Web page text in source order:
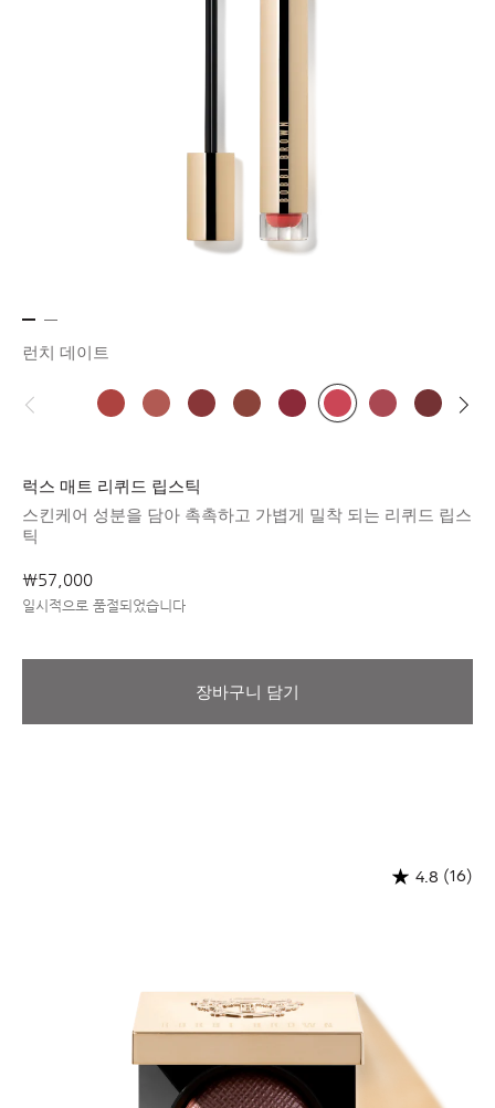
런치 데이트
럭스 매트 리퀴드 립스틱
스킨케어 성분을 담아 촉촉하고 가볍게 밀착 되는 리퀴드 립스
틱
₩57,000
일시적으로 품절되었습니다
장바구니 담기
4.8 (16)